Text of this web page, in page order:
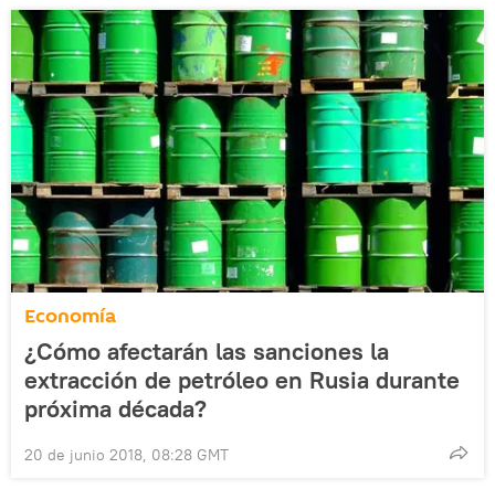
Economía
¿Cómo afectarán las sanciones la
extracción de petróleo en Rusia durante
próxima década?
20 de junio 2018, 08:28 GMT